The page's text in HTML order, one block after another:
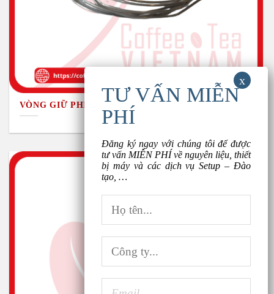
VÒNG GIỮ PHIN TAY LÀM
Đăng ký ngay với chúng tôi để được
tư vấn MIỄN PHÍ về nguyên liệu, thiết
bị máy và các dịch vụ Setup – Đào
tạo, …